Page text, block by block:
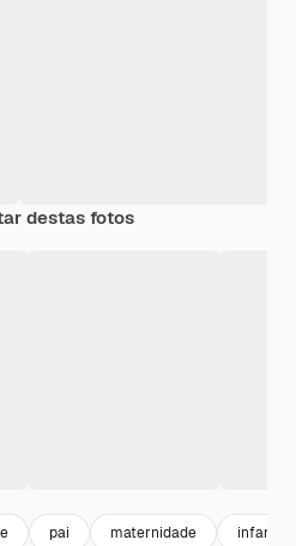
destas fotos
pai maternidade infancia